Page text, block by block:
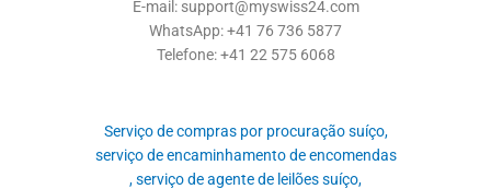
E-mail: support@myswiss24.com
WhatsApp: +41 76 736 5877
Telefone: +41 22 575 6068
Serviço de compras por procuração suíço,
serviço de encaminhamento de encomendas
, serviço de agente de leilões suíço,